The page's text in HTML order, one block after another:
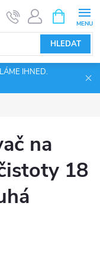
HLEDAT
NÁKUPNÍ
KOŠÍK
IHNED.
na
18